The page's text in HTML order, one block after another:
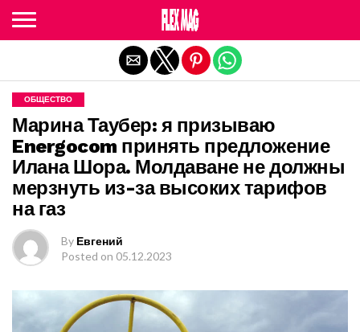
ОБЩЕСТВО
Марина Таубер: я призываю
Energocom принять предложение
Илана Шора. Молдаване не должны
мерзнуть из-за высоких тарифов
на газ
By Евгений
Posted on 05.12.2023
Exit mobile version